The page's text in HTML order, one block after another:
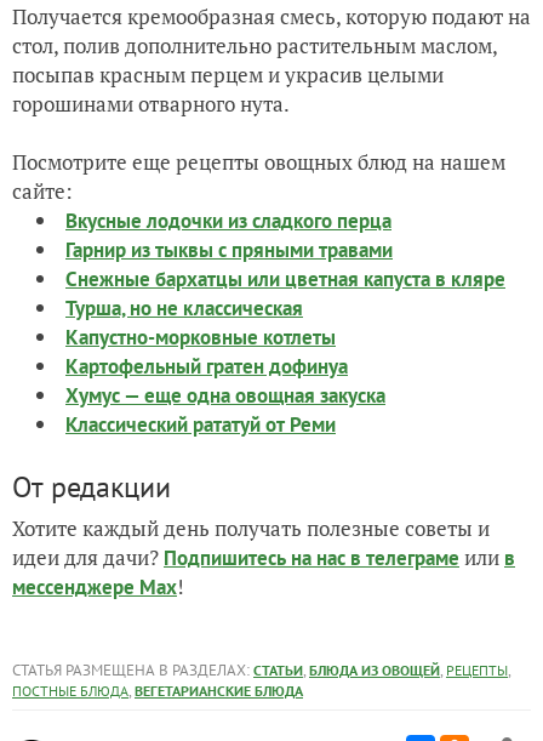
Получается кремообразная смесь, которую подают на
стол, полив дополнительно растительным маслом,
посыпав красным перцем и украсив целыми
горошинами отварного нута.
Посмотрите еще рецепты овощных блюд на нашем
сайте:
Вкусные лодочки из сладкого перца
Гарнир из тыквы с пряными травами
Снежные бархатцы или цветная капуста в кляре
Турша, но не классическая
Капустно-морковные котлеты
Картофельный гратен дофинуа
Хумус — еще одна овощная закуска
Классический рататуй от Реми
От редакции
Хотите каждый день получать полезные советы и
идеи для дачи? Подпишитесь на нас в телеграме или в
мессенджере Max!
СТАТЬЯ РАЗМЕЩЕНА В РАЗДЕЛАХ: СТАТЬИ, БЛЮДА ИЗ ОВОЩЕЙ, РЕЦЕПТЫ,
ПОСТНЫЕ БЛЮДА, ВЕГЕТАРИАНСКИЕ БЛЮДА